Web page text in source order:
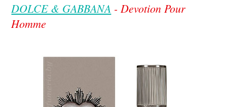
DOLCE & GABBANA - Devotion Pour
Homme